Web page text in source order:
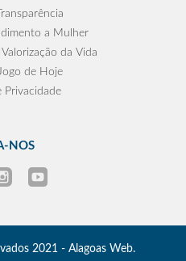
a Mulher
da Vida
de Hoje
Privacidade
NOS
2021 - Alagoas Web.